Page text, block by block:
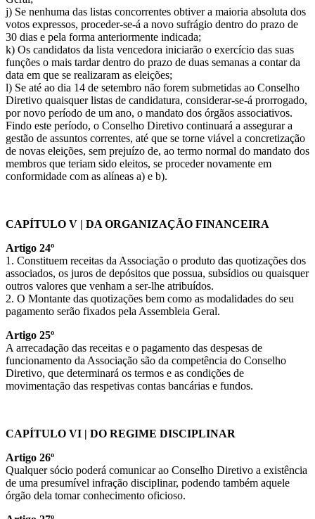
j) Se nenhuma das listas concorrentes obtiver a maioria absoluta dos
votos expressos, proceder-se-á a novo sufrágio dentro do prazo de
30 dias e pela forma anteriormente indicada;
k) Os candidatos da lista vencedora iniciarão o exercício das suas
funções o mais tardar dentro do prazo de duas semanas a contar da
data em que se realizaram as eleições;
l) Se até ao dia 14 de setembro não forem submetidas ao Conselho
Diretivo quaisquer listas de candidatura, considerar-se-á prorrogado,
por novo período de um ano, o mandato dos órgãos associativos.
Findo este período, o Conselho Diretivo continuará a assegurar a
gestão de assuntos correntes, até que se torne viável a concretização
de novas eleições, sem prejuízo de, ao termo normal do mandato dos
membros que teriam sido eleitos, se proceder novamente em
conformidade com as alíneas a) e b).
CAPÍTULO V | DA ORGANIZAÇÃO FINANCEIRA
Artigo 24º
1. Constituem receitas da Associação o produto das quotizações dos
associados, os juros de depósitos que possua, subsídios ou quaisquer
outros valores que venham a ser-lhe atribuídos.
2. O Montante das quotizações bem como as modalidades do seu
pagamento serão fixados pela Assembleia Geral.
Artigo 25º
A arrecadação das receitas e o pagamento das despesas de
funcionamento da Associação são da competência do Conselho
Diretivo, que determinará os termos e as condições de
movimentação das respetivas contas bancárias e fundos.
CAPÍTULO VI | DO REGIME DISCIPLINAR
Artigo 26º
Qualquer sócio poderá comunicar ao Conselho Diretivo a existência
de uma presumível infração disciplinar, podendo também aquele
órgão dela tomar conhecimento oficioso.